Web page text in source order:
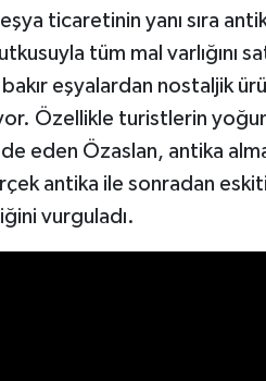
ticaretinin yanı sıra
tüm mal varlığını
eşyalardan nostaljik
Özellikle turistlerin
eden Özaslan, antika
antika ile sonradan
vurguladı.